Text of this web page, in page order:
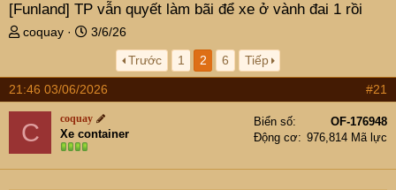
[Funland] TP vẫn quyết làm bãi để xe ở vành đai 1 rồi
T
e
a
d
s
coquay
N
y
g
ử
i
3/6/26
Trước
1 2 6 Tiếp
21:46 03/06/2026 #21
C coquay
Xe container
Biển số
OF-176948
Động cơ
976,814 Mã lực